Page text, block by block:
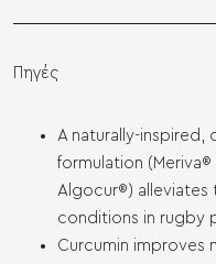
Πηγές
A naturally-inspired,
formulation
Algocur®) alleviates
conditions in rugby
Curcumin improves